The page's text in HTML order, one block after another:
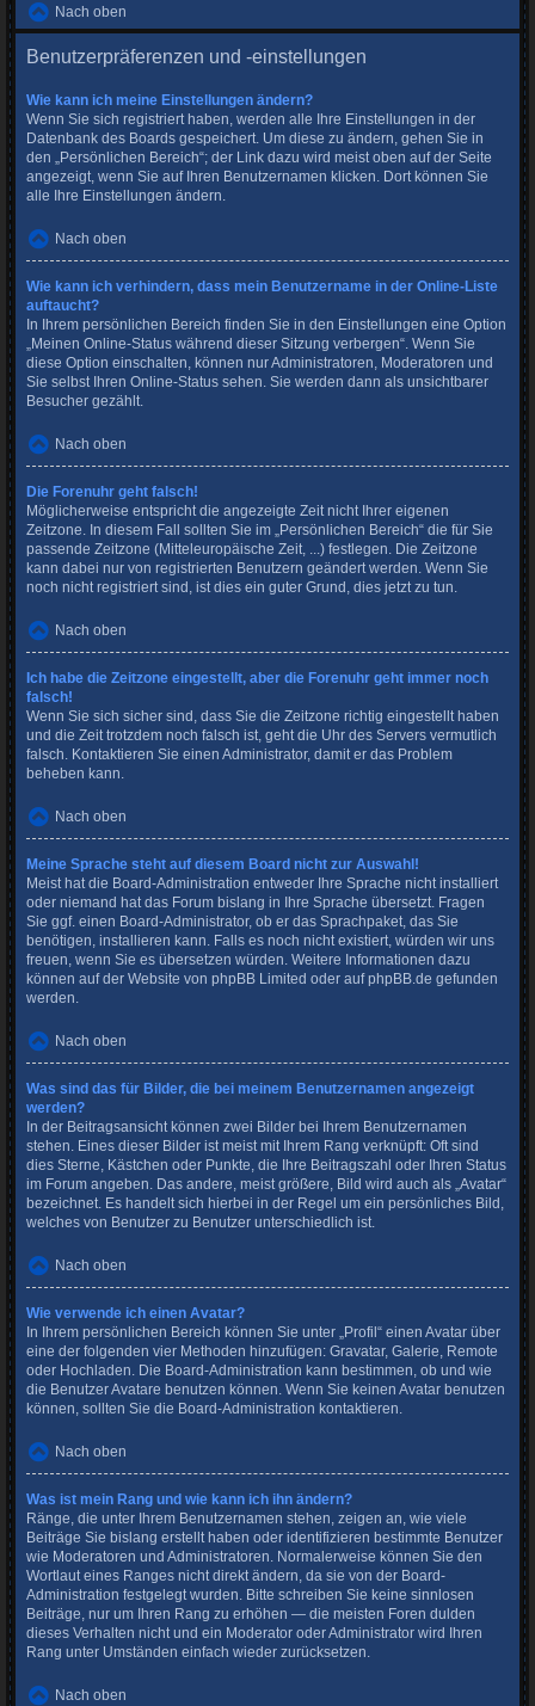
Nach oben
Benutzerpräferenzen und -einstellungen
Wie kann ich meine Einstellungen ändern?
Wenn Sie sich registriert haben, werden alle Ihre Einstellungen in der
Datenbank des Boards gespeichert. Um diese zu ändern, gehen Sie in
den „Persönlichen Bereich“; der Link dazu wird meist oben auf der Seite
angezeigt, wenn Sie auf Ihren Benutzernamen klicken. Dort können Sie
alle Ihre Einstellungen ändern.
Nach oben
Wie kann ich verhindern, dass mein Benutzername in der Online-Liste
auftaucht?
In Ihrem persönlichen Bereich finden Sie in den Einstellungen eine Option
„Meinen Online-Status während dieser Sitzung verbergen“. Wenn Sie
diese Option einschalten, können nur Administratoren, Moderatoren und
Sie selbst Ihren Online-Status sehen. Sie werden dann als unsichtbarer
Besucher gezählt.
Nach oben
Die Forenuhr geht falsch!
Möglicherweise entspricht die angezeigte Zeit nicht Ihrer eigenen
Zeitzone. In diesem Fall sollten Sie im „Persönlichen Bereich“ die für Sie
passende Zeitzone (Mitteleuropäische Zeit, ...) festlegen. Die Zeitzone
kann dabei nur von registrierten Benutzern geändert werden. Wenn Sie
noch nicht registriert sind, ist dies ein guter Grund, dies jetzt zu tun.
Nach oben
Ich habe die Zeitzone eingestellt, aber die Forenuhr geht immer noch
falsch!
Wenn Sie sich sicher sind, dass Sie die Zeitzone richtig eingestellt haben
und die Zeit trotzdem noch falsch ist, geht die Uhr des Servers vermutlich
falsch. Kontaktieren Sie einen Administrator, damit er das Problem
beheben kann.
Nach oben
Meine Sprache steht auf diesem Board nicht zur Auswahl!
Meist hat die Board-Administration entweder Ihre Sprache nicht installiert
oder niemand hat das Forum bislang in Ihre Sprache übersetzt. Fragen
Sie ggf. einen Board-Administrator, ob er das Sprachpaket, das Sie
benötigen, installieren kann. Falls es noch nicht existiert, würden wir uns
freuen, wenn Sie es übersetzen würden. Weitere Informationen dazu
können auf der Website von phpBB Limited oder aufphpBB.de gefunden
werden.
Nach oben
Was sind das für Bilder, die bei meinem Benutzernamen angezeigt
werden?
In der Beitragsansicht können zwei Bilder bei Ihrem Benutzernamen
stehen. Eines dieser Bilder ist meist mit Ihrem Rang verknüpft: Oft sind
dies Sterne, Kästchen oder Punkte, die Ihre Beitragszahl oder Ihren Status
im Forum angeben. Das andere, meist größere, Bild wird auch als „Avatar“
bezeichnet. Es handelt sich hierbei in der Regel um ein persönliches Bild,
welches von Benutzer zu Benutzer unterschiedlich ist.
Nach oben
Wie verwende ich einen Avatar?
In Ihrem persönlichen Bereich können Sie unter „Profil“ einen Avatar über
eine der folgenden vier Methoden hinzufügen: Gravatar, Galerie, Remote
oder Hochladen. Die Board-Administration kann bestimmen, ob und wie
die Benutzer Avatare benutzen können. Wenn Sie keinen Avatar benutzen
können, sollten Sie die Board-Administration kontaktieren.
Nach oben
Was ist mein Rang und wie kann ich ihn ändern?
Ränge, die unter Ihrem Benutzernamen stehen, zeigen an, wie viele
Beiträge Sie bislang erstellt haben oder identifizieren bestimmte Benutzer
wie Moderatoren und Administratoren. Normalerweise können Sie den
Wortlaut eines Ranges nicht direkt ändern, da sie von der Board-
Administration festgelegt wurden. Bitte schreiben Sie keine sinnlosen
Beiträge, nur um Ihren Rang zu erhöhen — die meisten Foren dulden
dieses Verhalten nicht und ein Moderator oder Administrator wird Ihren
Rang unter Umständen einfach wieder zurücksetzen.
Nach oben